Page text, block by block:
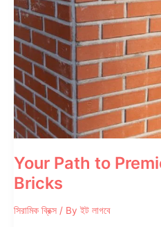
CBECL
Group
Your Path to
Bricks
সিরামিক ব্রিক্স / By ইট লাগবে